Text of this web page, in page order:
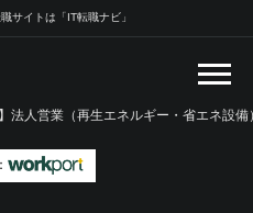
サイトは「IT転職ナビ」
】法人営業（再生エネルギー・省エネ設